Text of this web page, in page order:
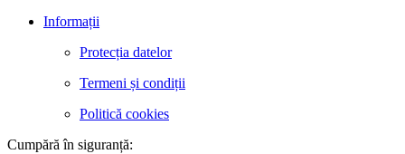
Informații
Protecția datelor
Termeni și condiții
Politică cookies
Cumpără în siguranță: